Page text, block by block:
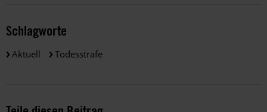
Schlagworte
Aktuell Todesstrafe